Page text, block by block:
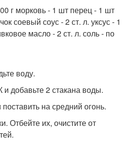
г морковь - 1 шт перец - 1 шт
соевый соус - 2 ст. л. уксус - 1
масло - 2 ст. л. соль - по
воду.
добавьте 2 стакана воды.
на средний огонь.
Отбейте их, очистите от